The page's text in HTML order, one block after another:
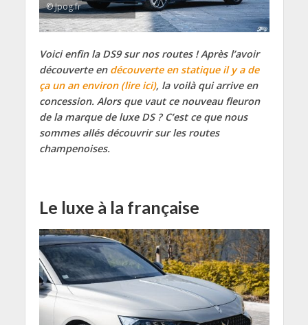
© Jpog.fr
Voici enfin la DS9 sur nos routes ! Après l’avoir
découverte en découverte en statique il y a de
ça un an environ (lire ici), la voilà qui arrive en
concession. Alors que vaut ce nouveau fleuron
de la marque de luxe DS ? C’est ce que nous
sommes allés découvrir sur les routes
champenoises.
Le luxe à la française